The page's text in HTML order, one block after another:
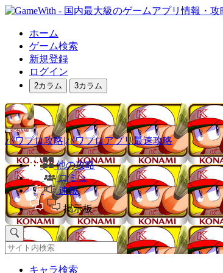
ホーム
ゲーム検索
新規登録
ログイン
2カラム 3カラム
パワプロ攻略|パワプロアプリ最速攻略
他の攻略
コミュ
速報
掲示板
キャラ検索